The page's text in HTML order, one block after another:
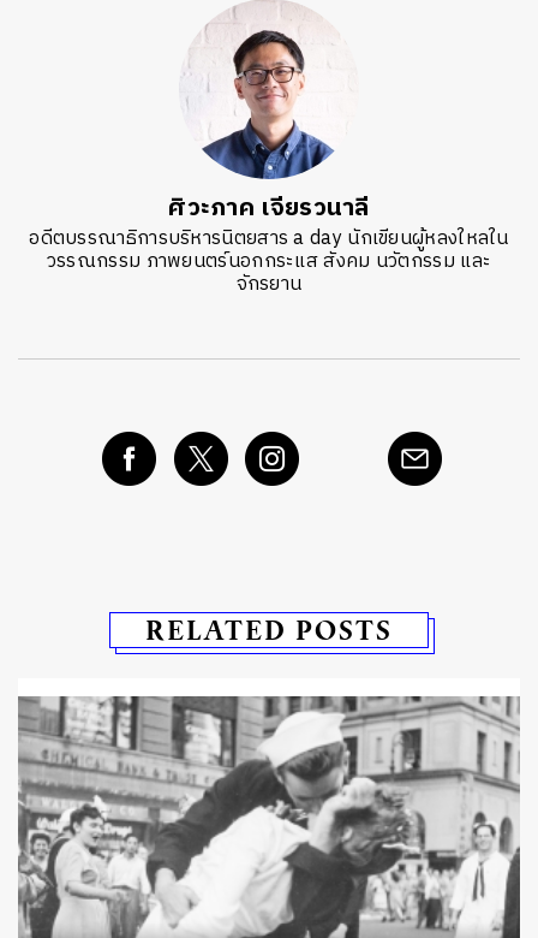
ศิวะภาค เจียรวนาลี
อดีตบรรณาธิการบริหารนิตยสาร a day นักเขียนผู้หลงใหลใน
วรรณกรรม ภาพยนตร์นอกกระแส สังคม นวัตกรรม และ
จักรยาน
RELATED POSTS